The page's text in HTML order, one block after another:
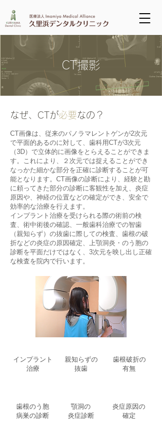
CT撮影
なぜ、CTが必要なの？
CT画像は、従来のパノラマレントゲンが2次元
で平面的あるのに対して、歯科用CTが3次元
（3D）で立体的に画像をとらえることができま
す。これにより、２次元では捉えることができ
なっかた細かな部分を正確に診断することが可
能となります。CT画像の診断により、経験と勘
に頼ってきた部分の診断に客観性を加え、炎症
原因や、神経の位置などの確定ができ、安全で
効率的な治療を行えます。
インプラント治療を受けられる際の術前の検
査、術中術後の確認、一般歯科治療での智歯
（親知らず）の抜歯に際しての検査、歯根の破
折などの炎症の原因確定、上顎洞炎・のう胞の
診断を平面だけではなく、3次元を映し出し正確
な検査を院内で行います。
インプラント
治療
親知らずの
抜歯
歯根破折の
有無
歯根のう胞
病巣の診断
顎洞の
炎症診断
炎症原因の
確定​